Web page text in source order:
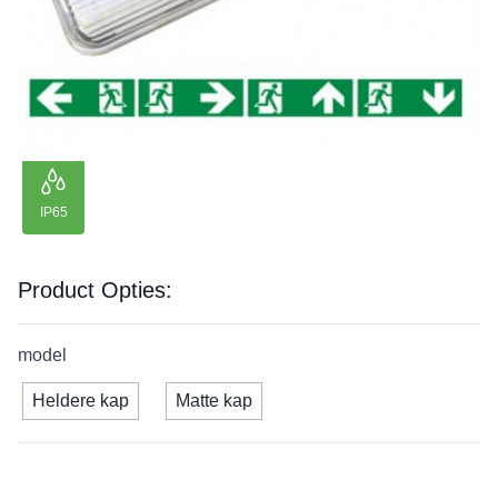
vluchtwegaanduiding. Met uitgebreide autotest functie.
tot 20
220 V 7 W 438 lm 226 lm 3 jaar
IP65
Product Opties:
model
Heldere kap Matte kap